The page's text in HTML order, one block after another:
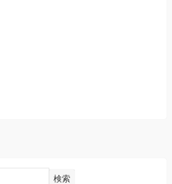
検索